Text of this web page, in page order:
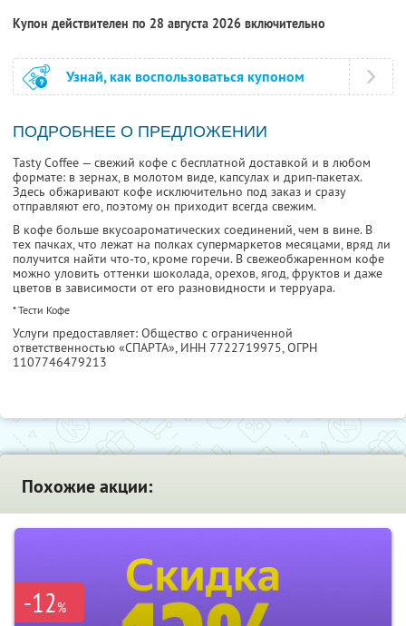
Купон действителен по 28 августа 2026 включительно
Узнай, как воспользоваться купоном
ПОДРОБНЕЕ О ПРЕДЛОЖЕНИИ
Tasty Coffee — свежий кофе с бесплатной доставкой и в любом
формате: в зернах, в молотом виде, капсулах и дрип-пакетах.
Здесь обжаривают кофе исключительно под заказ и сразу
отправляют его, поэтому он приходит всегда свежим.
В кофе больше вкусоароматических соединений, чем в вине. В
тех пачках, что лежат на полках супермаркетов месяцами, вряд ли
получится найти что-то, кроме горечи. В свежеобжаренном кофе
можно уловить оттенки шоколада, орехов, ягод, фруктов и даже
цветов в зависимости от его разновидности и терруара.
* Тести Кофе
Услуги предоставляет: Общество с ограниченной
ответственностью «СПАРТА», ИНН 7722719975, ОГРН
1107746479213
Похожие акции:
-12%